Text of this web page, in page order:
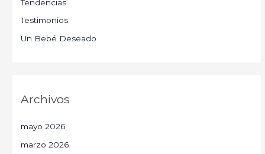
Tendencias
Testimonios
Un Bebé Deseado
Archivos
mayo 2026
marzo 2026